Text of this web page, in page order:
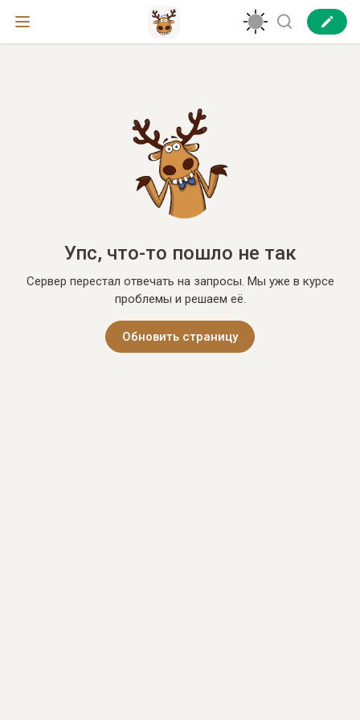
Упс, что-то пошло не так
Сервер перестал отвечать на запросы. Мы уже в курсе
проблемы и решаем её.
Обновить страницу